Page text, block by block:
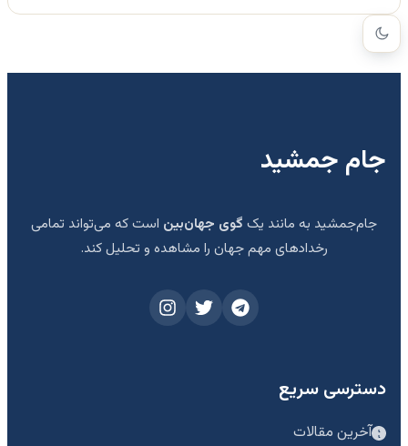
جام جمشید
جام‌جمشید به مانند یک گوی جهان‌بین است که می‌تواند تمامی
رخدادهای مهم جهان را مشاهده و تحلیل کند.
دسترسی سریع
آخرین مقالات